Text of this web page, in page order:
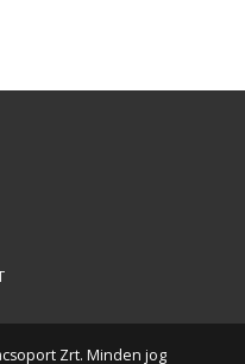
Zrt. Minden jog